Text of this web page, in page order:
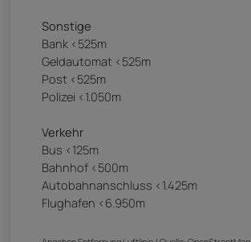
Sonstige
Bank <525m
Geldautomat <525m
Post <525m
Polizei <1.050m
Verkehr
Bus <125m
Bahnhof <500m
Autobahnanschluss <1.425m
Flughafen <6.950m